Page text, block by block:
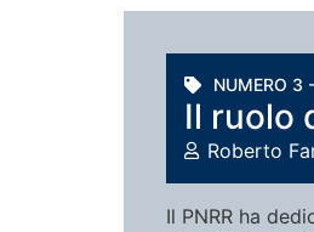
NUMERO 3
Il ruolo
Roberto
Il PNRR ha